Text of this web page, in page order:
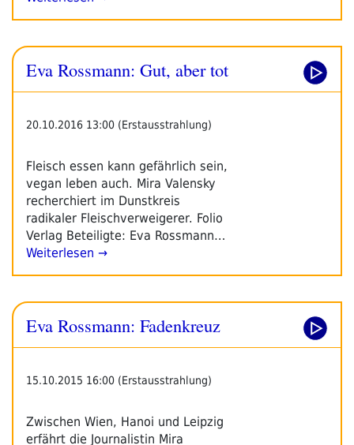
Eva Rossmann: Gut, aber tot
20.10.2016 13:00 (Erstausstrahlung)
Fleisch essen kann gefährlich sein,
vegan leben auch. Mira Valensky
recherchiert im Dunstkreis
radikaler Fleischverweigerer. Folio
Verlag Beteiligte: Eva Rossmann…
Weiterlesen →
Eva Rossmann: Fadenkreuz
15.10.2015 16:00 (Erstausstrahlung)
Zwischen Wien, Hanoi und Leipzig
erfährt die Journalistin Mira